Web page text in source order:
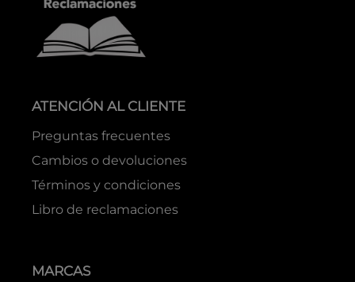
ATENCIÓN AL CLIENTE
Preguntas frecuentes
Cambios o devoluciones
Términos y condiciones
Libro de reclamaciones
MARCAS